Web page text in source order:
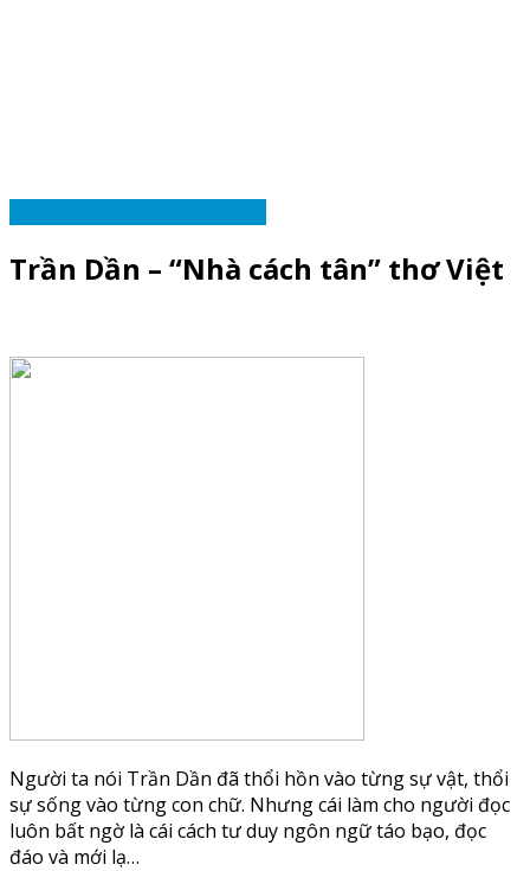
Trần Dần – “Nhà cách tân” thơ Việt
Người ta nói Trần Dần đã thổi hồn vào từng sự vật, thổi
sự sống vào từng con chữ. Nhưng cái làm cho người đọc
luôn bất ngờ là cái cách tư duy ngôn ngữ táo bạo, đọc
đáo và mới lạ…